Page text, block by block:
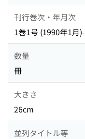
刊行巻次・年月次
1巻1号 (1990年1月)-
数量
冊
大きさ
26cm
並列タイトル等